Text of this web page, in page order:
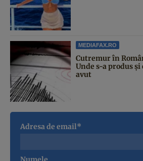
MEDIAFAX.RO
Cutremur în
Unde s-a produs
avut
Adresa de email*